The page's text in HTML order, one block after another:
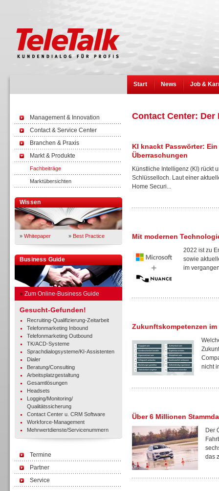
Start News Job &
Management & Innovation
Contact & Service Center
Branchen & Praxis
Markt & Produkte
Fachbeiträge
Marktübersichten
Wissen
» Whitepaper » Best Practice
Business Guide
» Zum Online-Business Guide
Gesucht-Gefunden!
Recruiting-Qualifizierung-Zeitarbeit
Telefonmarketing Inbound
Telefonmarketing Outbound
TK/ACD-Systeme
Sprachdialogsysteme/KI-Assistenten
Dialer
Beratung/Consulting
Arbeitsplatzgestaltung
Gesamtlösungen
Headsets
Logging/Monitoring/
Qualitätssicherung
Contact Center u. CRM Software
Workforce-Management
Mehrwertdienste/Servicenummern
Termine
Partner
Service
Contact Center:
KI knackt Passwörter:
Überraschungen
Künstliche Intelligenz (KI) rückt
Schlüsselloch. Laut einer
Home Securi...
Mit modernen
2022 ist zu
sowie
im
Zukunftskompetenzen im
nicht
Über 6 Millionen
Der
das